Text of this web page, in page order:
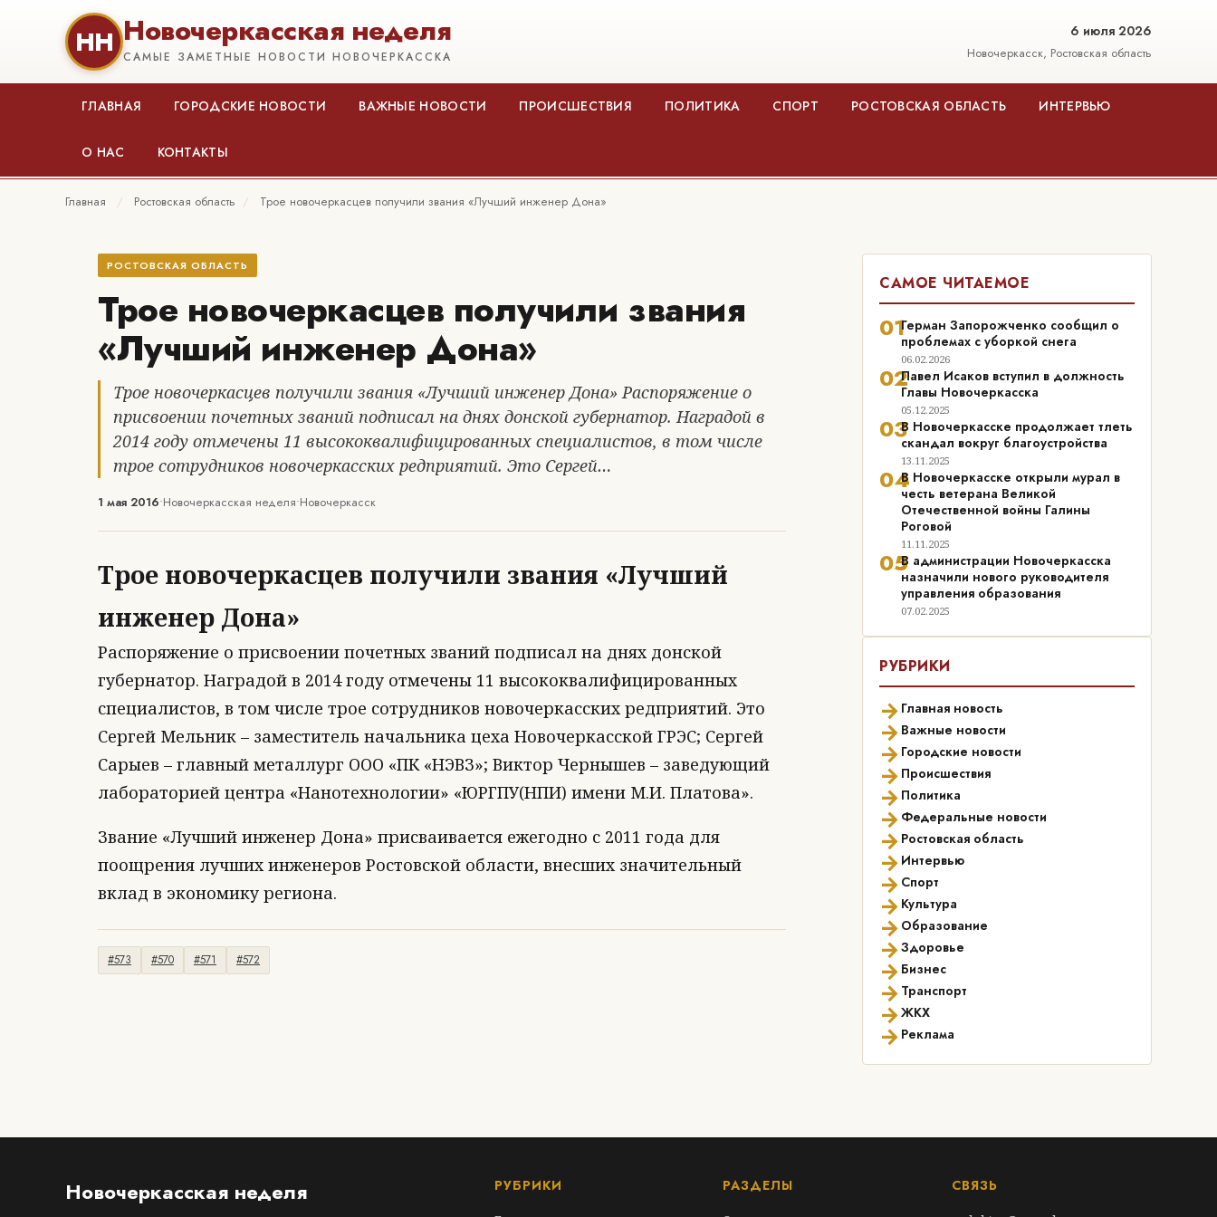
НН Новочеркасская неделя
САМЫЕ ЗАМЕТНЫЕ НОВОСТИ НОВОЧЕРКАССКА
6 июля 2026
Новочеркасск, Ростовская область
ГЛАВНАЯ ГОРОДСКИЕ НОВОСТИ ВАЖНЫЕ НОВОСТИ ПРОИСШЕСТВИЯ ПОЛИТИКА СПОРТ РОСТОВСКАЯ ОБЛАСТЬ ИНТЕРВЬЮ
О НАС КОНТАКТЫ
Главная / Ростовская область / Трое новочеркасцев получили звания «Лучший инженер Дона»
РОСТОВСКАЯ ОБЛАСТЬ
Трое новочеркасцев получили звания
«Лучший инженер Дона»
Трое новочеркасцев получили звания «Лучший инженер Дона» Распоряжение о
присвоении почетных званий подписал на днях донской губернатор. Наградой в
2014 году отмечены 11 высококвалифицированных специалистов, в том числе
трое сотрудников новочеркасских редприятий. Это Сергей…
1 мая 2016•Новочеркасская неделя•Новочеркасск
Трое новочеркасцев получили звания «Лучший
инженер Дона»
Распоряжение о присвоении почетных званий подписал на днях донской
губернатор. Наградой в 2014 году отмечены 11 высококвалифицированных
специалистов, в том числе трое сотрудников новочеркасских редприятий. Это
Сергей Мельник – заместитель начальника цеха Новочеркасской ГРЭС; Сергей
Сарыев – главный металлург ООО «ПК «НЭВЗ»; Виктор Чернышев – заведующий
лабораторией центра «Нанотехнологии» «ЮРГПУ(НПИ) имени М.И. Платова».
Звание «Лучший инженер Дона» присваивается ежегодно с 2011 года для
поощрения лучших инженеров Ростовской области, внесших значительный
вклад в экономику региона.
#573 #570 #571 #572
САМОЕ ЧИТАЕМОЕ
01Герман Запорожченко сообщил о
проблемах с уборкой снега
06.02.2026
02Павел Исаков вступил в должность
Главы Новочеркасска
05.12.2025
03В Новочеркасске продолжает тлеть
скандал вокруг благоустройства
13.11.2025
04В Новочеркасске открыли мурал в
честь ветерана Великой
Отечественной войны Галины
Роговой
11.11.2025
05В администрации Новочеркасска
назначили нового руководителя
управления образования
07.02.2025
РУБРИКИ
→ Главная новость
→ Важные новости
→ Городские новости
→ Происшествия
→ Политика
→ Федеральные новости
→ Ростовская область
→ Интервью
→ Спорт
→ Культура
→ Образование
→Здоровье
→ Бизнес
→ Транспорт
→ЖКХ
→ Реклама
Новочеркасская неделя РУБРИКИ РАЗДЕЛЫ СВЯЗЬ